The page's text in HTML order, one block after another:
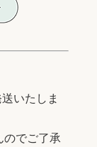
いたしま
のでご了承